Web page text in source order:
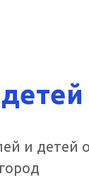
и детей